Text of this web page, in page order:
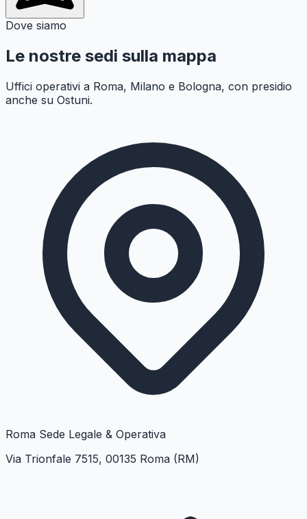
Dove siamo
Le nostre sedi sulla mappa
Uffici operativi a Roma, Milano e Bologna, con presidio
anche su Ostuni.
Roma Sede Legale & Operativa
Via Trionfale 7515, 00135 Roma (RM)